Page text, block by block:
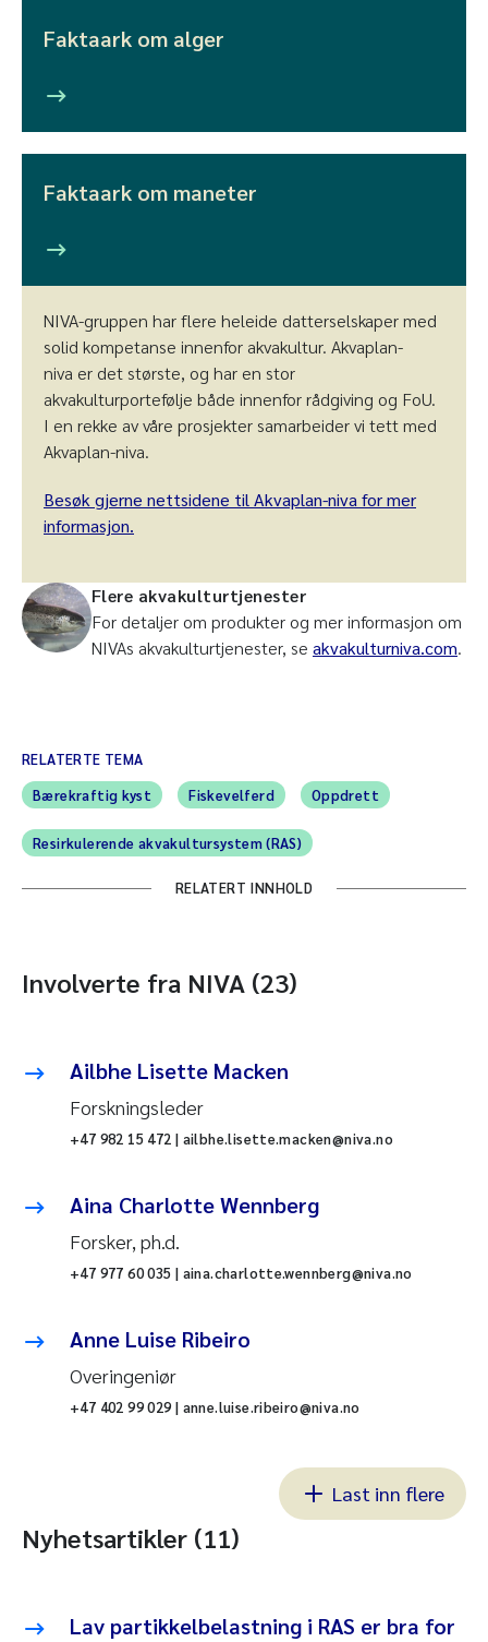
Faktaark om alger
Faktaark om maneter
NIVA-gruppen har flere heleide datterselskaper med
solid kompetanse innenfor akvakultur. Akvaplan-
niva er det største, og har en stor
akvakulturportefølje både innenfor rådgiving og FoU.
I en rekke av våre prosjekter samarbeider vi tett med
Akvaplan-niva.
Besøk gjerne nettsidene til Akvaplan-niva for mer
informasjon.
Flere akvakulturtjenester
For detaljer om produkter og mer informasjon om
NIVAs akvakulturtjenester, se akvakulturniva.com.
RELATERTE TEMA
Bærekraftig kyst
Fiskevelferd Oppdrett
Resirkulerende akvakultursystem (RAS)
RELATERT INNHOLD
Involverte fra NIVA (23)
Ailbhe Lisette Macken
Forskningsleder
+47 982 15 472 | ailbhe.lisette.macken@niva.no
Aina Charlotte Wennberg
Forsker, ph.d.
+47 977 60 035 | aina.charlotte.wennberg@niva.no
Anne Luise Ribeiro
Overingeniør
+47 402 99 029 | anne.luise.ribeiro@niva.no
Last inn flere
Nyhetsartikler (11)
Lav partikkelbelastning i RAS er bra for